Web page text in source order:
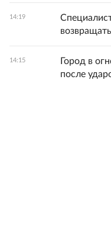
14:19
14:15
Город в
после